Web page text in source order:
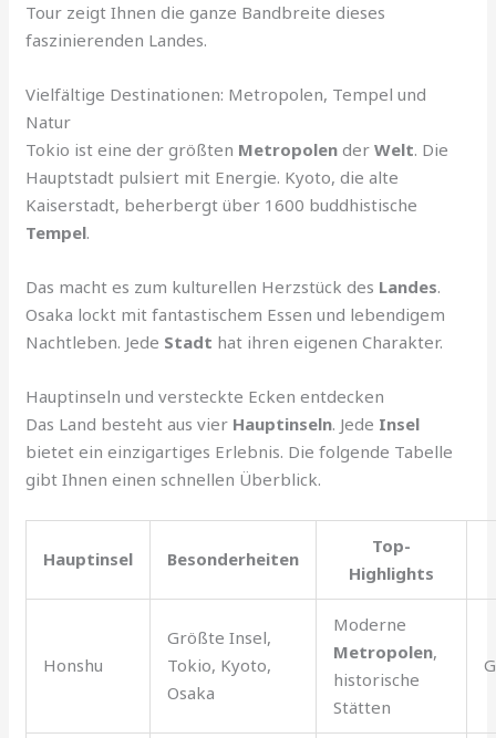
Tour zeigt Ihnen die ganze Bandbreite dieses
faszinierenden Landes.
Vielfältige Destinationen: Metropolen, Tempel und
Natur
Tokio ist eine der größten Metropolen derWelt. Die
Hauptstadt pulsiert mit Energie. Kyoto, die alte
Kaiserstadt, beherbergt über 1600 buddhistische
Tempel.
Das macht es zum kulturellen Herzstück des Landes.
Osaka lockt mit fantastischem Essen und lebendigem
Nachtleben. Jede Stadt hat ihren eigenen Charakter.
Hauptinseln und versteckte Ecken entdecken
Das Land besteht aus vier Hauptinseln. Jede Insel
bietet ein einzigartiges Erlebnis. Die folgende Tabelle
gibt Ihnen einen schnellen Überblick.
Hauptinsel Besonderheiten
Top-
Highlights
Honshu
Größte Insel,
Tokio, Kyoto,
Osaka
Moderne
Metropolen,
historische
Stätten